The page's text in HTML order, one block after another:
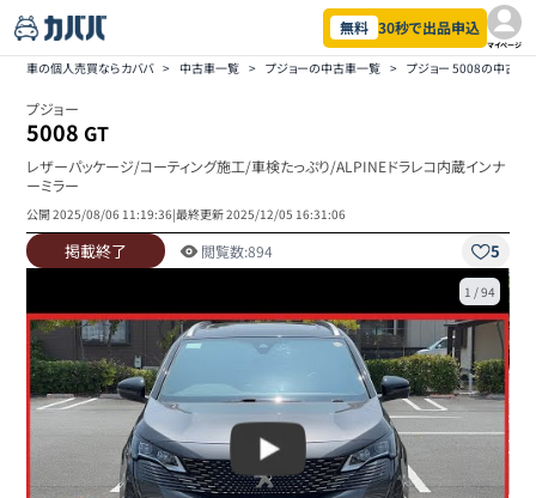
無料 30秒で出品申込
マイページ
車の個人売買ならカババ > 中古車一覧 > プジョーの中古車一覧 > プジョー 5008の中古車
プジョー
5008 GT
レザーパッケージ/コーティング施工/車検たっぷり/ALPINEドラレコ内蔵インナ
ーミラー
公開2025/08/06 11:19:36|最終更新2025/12/05 16:31:06
掲載終了 閲覧数:894 5
1 /94